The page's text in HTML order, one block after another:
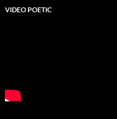
VIDEO POETIC